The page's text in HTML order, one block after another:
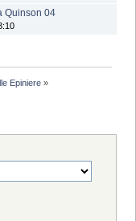
Quinson 04
Epiniere »